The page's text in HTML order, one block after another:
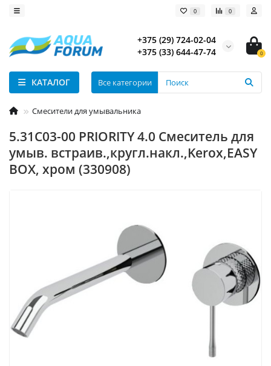
0 0
+375 (29) 724-02-04
+375 (33) 644-47-74
0
КАТАЛОГ Все категории
Смесители для умывальника
5.31C03-00 PRIORITY 4.0 Cмеситель для
умыв. встраив.,кругл.накл.,Kerox,EASY
BOX, хром (330908)